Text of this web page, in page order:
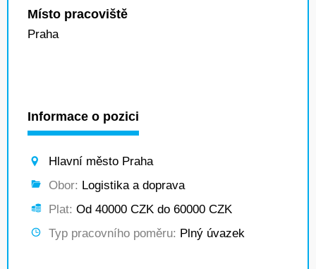
Místo pracoviště
Praha
Informace o pozici
Hlavní město Praha
Obor: Logistika a doprava
Plat: Od 40000 CZK do 60000 CZK
Typ pracovního poměru: Plný úvazek